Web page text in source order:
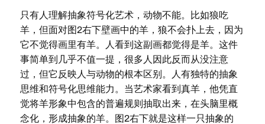
只有人理解抽象符号化艺术，动物不能。比如狼吃
羊，但面对图2右下壁画中的羊，狼不会扑上去，因为
它不觉得画里有羊。人看到这副画都觉得是羊。这件
事简单到几乎不值一提，很多人因此反而从没注意
过，但它反映人与动物的根本区别。人有独特的抽象
思维和符号化思维能力。当艺术家看到真羊，他凭直
觉将羊形象中包含的普遍规则抽取出来，在头脑里概
念化，形成抽象的羊。图2右下就是这样一只抽象的